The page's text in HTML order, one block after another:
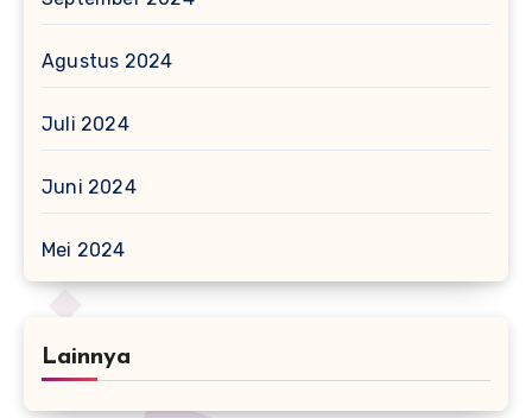
Agustus 2024
Juli 2024
Juni 2024
Mei 2024
Lainnya